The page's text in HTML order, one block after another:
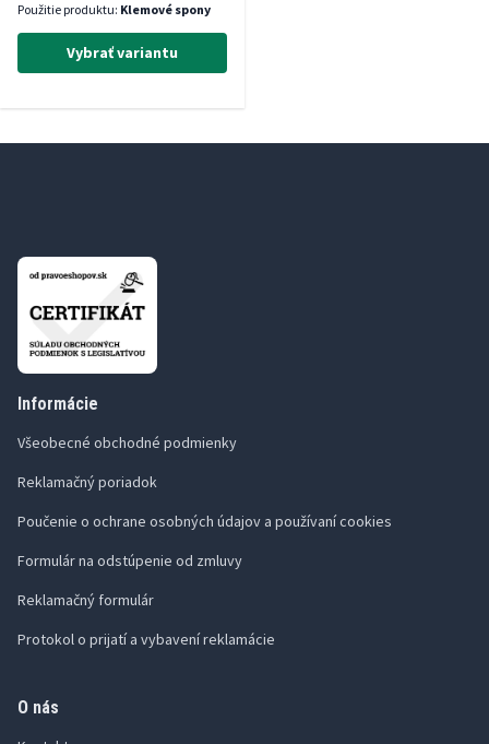
Použitie produktu: Klemové spony
Vybrať variantu
Informácie
Všeobecné obchodné podmienky
Reklamačný poriadok
Poučenie o ochrane osobných údajov a používaní cookies
Formulár na odstúpenie od zmluvy
Reklamačný formulár
Protokol o prijatí a vybavení reklamácie
O nás